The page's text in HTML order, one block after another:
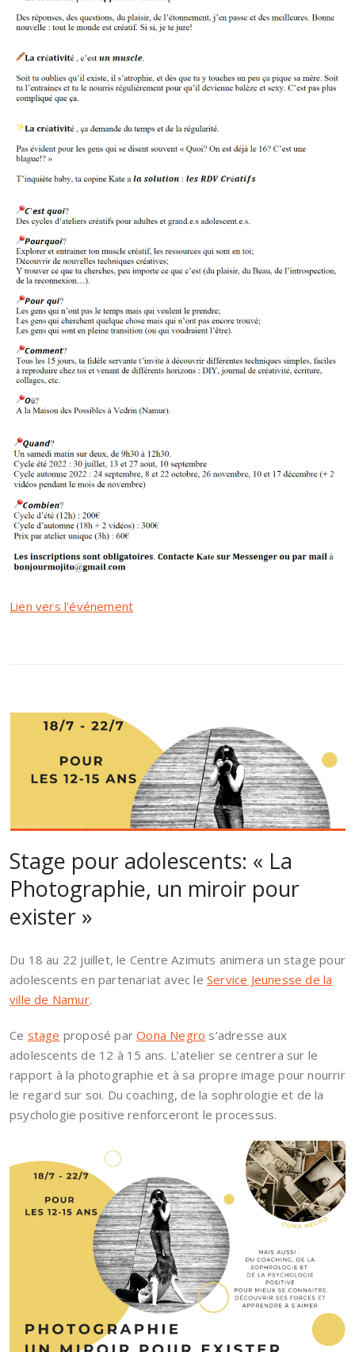
Lien vers l’événement
Stage pour adolescents: « La
Photographie, un miroir pour
exister »
Du 18 au 22 juillet, le Centre Azimuts animera un stage pour
adolescents en partenariat avec le Service Jeunesse de la
ville de Namur.
Ce stage proposé parOona Negro s’adresse aux
adolescents de 12 à 15 ans. L’atelier se centrera sur le
rapport à la photographie et à sa propre image pour nourrir
le regard sur soi. Du coaching, de la sophrologie et de la
psychologie positive renforceront le processus.